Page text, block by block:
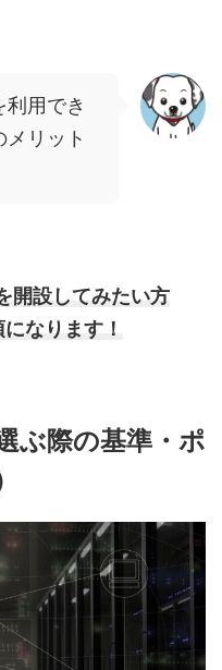
用でき
リット
開設してみたい方
なります！
ぶ際の基準・ポ